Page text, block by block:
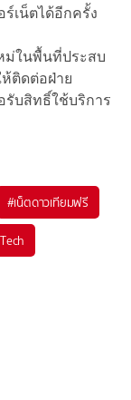
เน็ตได้อีกครั้ง
ม่ในพื้นที่ประสบ
ติดต่อฝ่าย
รับสิทธิ์ใช้บริการ
#เน็ตดาวเทียมฟรี